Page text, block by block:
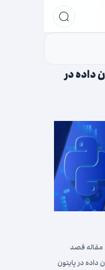
ساختمان داده در
مقاله قصد
داده در پایتون